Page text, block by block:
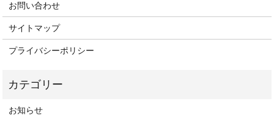
お問い合わせ
サイトマップ
プライバシーポリシー
お知らせ